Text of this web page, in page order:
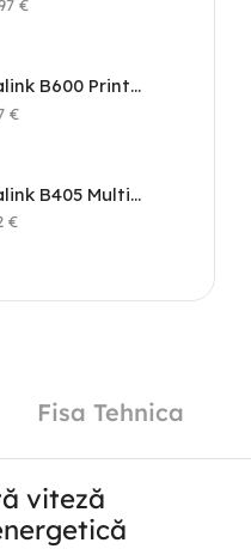
€
Xerox Versalink B600 Printer
€
Xerox Versalink B405 Multifunction Printer
€
Fisa Tehnica
viteză